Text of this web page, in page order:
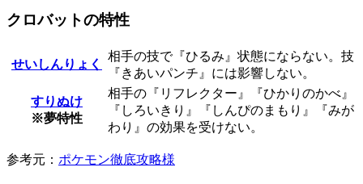
クロバットの特性
せいしんりょく
相手の技で『ひるみ』状態にならない。技
『きあいパンチ』には影響しない。
すりぬけ
※夢特性
相手の『リフレクター』『ひかりのかべ』
『しろいきり』『しんぴのまもり』『みが
わり』の効果を受けない。
参考元： ポケモン徹底攻略様